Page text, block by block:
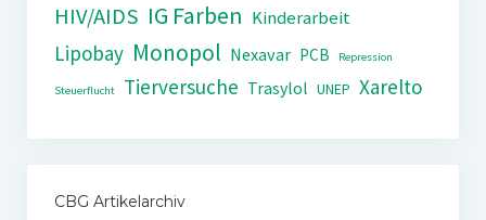
HIV/AIDS IG Farben Kinderarbeit
Lipobay Monopol Nexavar PCB Repression
Steuerflucht Tierversuche Trasylol UNEP Xarelto
CBG Artikelarchiv